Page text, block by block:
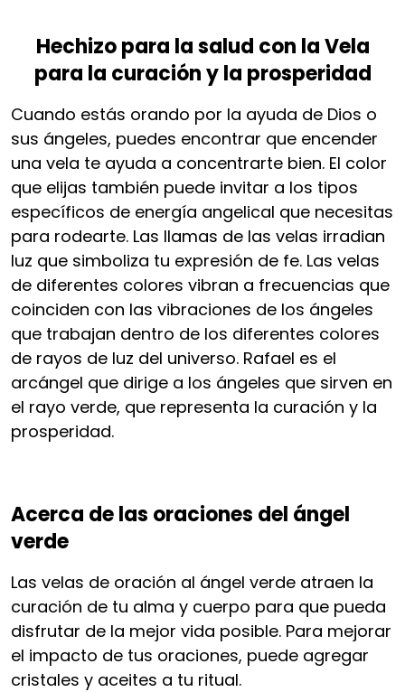
Hechizo para la salud con la Vela
para la curación y la prosperidad
Cuando estás orando por la ayuda de Dios o
sus ángeles, puedes encontrar que encender
una vela te ayuda a concentrarte bien. El color
que elijas también puede invitar a los tipos
específicos de energía angelical que necesitas
para rodearte. Las llamas de las velas irradian
luz que simboliza tu expresión de fe. Las velas
de diferentes colores vibran a frecuencias que
coinciden con las vibraciones de los ángeles
que trabajan dentro de los diferentes colores
de rayos de luz del universo. Rafael es el
arcángel que dirige a los ángeles que sirven en
el rayo verde, que representa la curación y la
prosperidad.
Acerca de las oraciones del ángel
verde
Las velas de oración al ángel verde atraen la
curación de tu alma y cuerpo para que pueda
disfrutar de la mejor vida posible. Para mejorar
el impacto de tus oraciones, puede agregar
cristales y aceites a tu ritual.